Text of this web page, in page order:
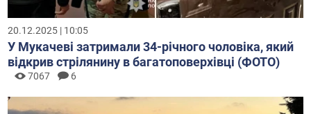
20.12.2025 | 10:05
У Мукачеві затримали 34-річного чоловіка, який
відкрив стрілянину в багатоповерхівці (ФОТО)
7067 6